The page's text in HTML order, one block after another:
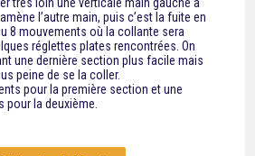
l’autre main, puis c’est la fuite en
8 mouvements où la collante sera
réglettes plates rencontrées. On
une dernière section plus facile mais
peine de se la coller.
pour la première section et une
pour la deuxième.